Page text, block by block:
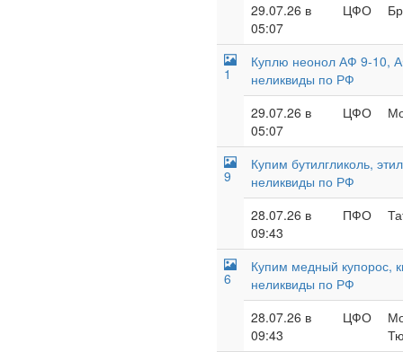
29.07.26 в
05:07
ЦФО
1
Куплю неонол АФ 9-10,
неликвиды по РФ
29.07.26 в
05:07
ЦФО
9
Купим бутилгликоль,
неликвиды по РФ
28.07.26 в
09:43
ПФО
6
Купим медный купорос,
неликвиды по РФ
28.07.26 в
09:43
ЦФО